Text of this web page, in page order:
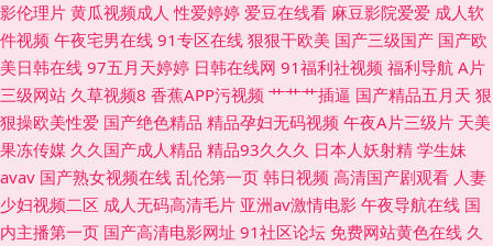
影院 91丝足网站 岛国色情av 久草蜜臀视频在线 99爱国产 激情文学天美 欧
亚五区三级 午夜福利韩国 91在线导航 大香蕉伊综 久草免费色站 人人操人人
奸 亚洲91 99热9热9草 韩国内射无码 青青青国产在线 亚州综合影院 91做爱
网 国产极品另类 美女免费αV 天天干视频毛片
影伦理片 黄瓜视频成人 性爱婷婷 爱豆在线看 麻豆影院爱爱 成人软
件视频 午夜宅男在线 91专区在线 狠狠干欧美 国产三级国产 国产欧
美日韩在线 97五月天婷婷 日韩在线网 91福利社视频 福利导航 A片
三级网站 久草视频8 香蕉APP污视频 艹艹艹插逼 国产精品五月天 狠
狠操欧美性爱 国产绝色精品 精品孕妇无码视频 午夜A片三级片 天美
果冻传媒 久久国产成人精品 精品93久久久 日本人妖射精 学生妹
avav 国产熟女视频在线 乱伦第一页 韩日视频 高清国产剧观看 人妻
少妇视频二区 成人无码高清毛片 亚洲av激情电影 午夜导航在线 国
内主播第一页 国产高清电影网址 91社区论坛 免费网站黄色在线 久